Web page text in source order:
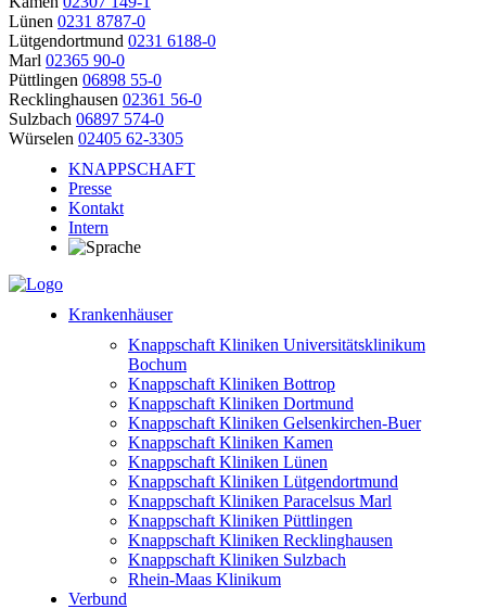
Lünen 0231 8787-0
Lütgendortmund 0231 6188-0
Marl 02365 90-0
Püttlingen 06898 55-0
Recklinghausen 02361 56-0
Sulzbach 06897 574-0
Würselen 02405 62-3305
KNAPPSCHAFT
Presse
Kontakt
Intern
Krankenhäuser
Knappschaft Kliniken Universitätsklinikum
Bochum
Knappschaft Kliniken Bottrop
Knappschaft Kliniken Dortmund
Knappschaft Kliniken Gelsenkirchen-Buer
Knappschaft Kliniken Kamen
Knappschaft Kliniken Lünen
Knappschaft Kliniken Lütgendortmund
Knappschaft Kliniken Paracelsus Marl
Knappschaft Kliniken Püttlingen
Knappschaft Kliniken Recklinghausen
Knappschaft Kliniken Sulzbach
Rhein-Maas Klinikum
Verbund